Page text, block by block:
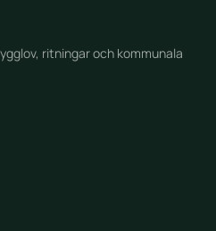
ritningar och kommunala